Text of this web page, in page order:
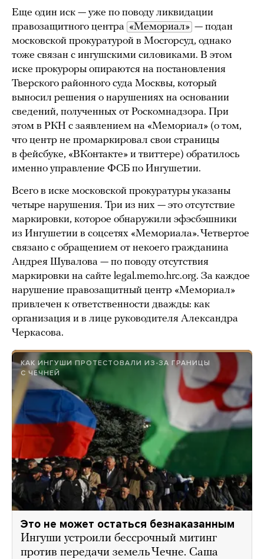
Еще один иск — уже по поводу ликвидации
правозащитного центра «Мемориал» — подан
московской прокуратурой в Мосгорсуд, однако
тоже связан с ингушскими силовиками. В этом
иске прокуроры опираются на постановления
Тверского районного суда Москвы, который
выносил решения о нарушениях на основании
сведений, полученных от Роскомнадзора. При
этом в РКН с заявлением на «Мемориал» (о том,
что центр не промаркировал свои страницы
в фейсбуке, «ВКонтакте» и твиттере) обратилось
именно управление ФСБ по Ингушетии.
Всего в иске московской прокуратуры указаны
четыре нарушения. Три из них — это отсутствие
маркировки, которое обнаружили эфэсбэшники
из Ингушетии в соцсетях «Мемориала». Четвертое
связано с обращением от некоего гражданина
Андрея Шувалова — по поводу отсутствия
маркировки на сайте legal.memo.hrc.org. За каждое
нарушение правозащитный центр «Мемориал»
привлечен к ответственности дважды: как
организация и в лице руководителя Александра
Черкасова.
КАК ИНГУШИ ПРОТЕСТОВАЛИ ИЗ-ЗА ГРАНИЦЫ
С ЧЕЧНЕЙ
Это не может остаться безнаказанным
Ингуши устроили бессрочный митинг
против передачи земель Чечне. Саша